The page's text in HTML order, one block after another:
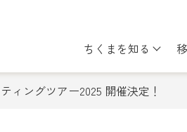
ちくまを知る
ングツアー2025 開催決定！